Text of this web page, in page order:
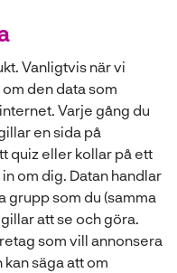
Vanligtvis när vi
den data som
Varje gång du
en sida på
quiz eller kollar på ett
om dig. Datan handlar
grupp som du (samma
att se och göra.
som vill annonsera
säga att om